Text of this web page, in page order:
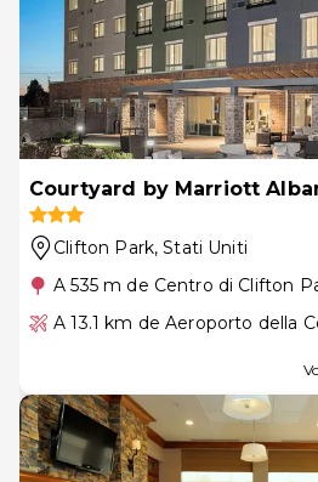
Courtyard by Marriott
Clifton Park, Stati Uniti
A 535 m de Centro di Clifton
A 13.1 km de Aeroporto della